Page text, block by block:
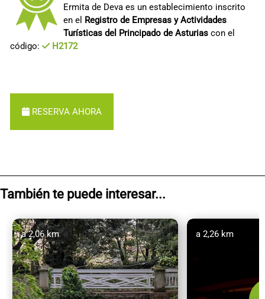
Ermita de Deva es un establecimiento inscrito
en el Registro de Empresas y Actividades
Turísticas del Principado de Asturias con el
código:
H2172
RESERVA AHORA
También te puede interesar...
a 2,06 km a 2,26 km